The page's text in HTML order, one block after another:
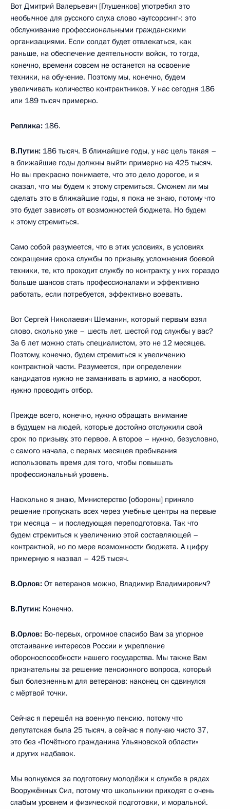
Вот Дмитрий Валерьевич [Глушенков] употребил это
необычное для русского слуха слово «аутсорсинг»: это
обслуживание профессиональными гражданскими
организациями. Если солдат будет отвлекаться, как
раньше, на обеспечение деятельности войск, то тогда,
конечно, времени совсем не останется на освоение
техники, на обучение. Поэтому мы, конечно, будем
увеличивать количество контрактников. У нас сегодня 186
или 189 тысяч примерно.
Реплика: 186.
В.Путин: 186 тысяч. В ближайшие годы, у нас цель такая –
в ближайшие годы должны выйти примерно на 425 тысяч.
Но вы прекрасно понимаете, что это дело дорогое, и я
сказал, что мы будем к этому стремиться. Сможем ли мы
сделать это в ближайшие годы, я пока не знаю, потому что
это будет зависеть от возможностей бюджета. Но будем
к этому стремиться.
Само собой разумеется, что в этих условиях, в условиях
сокращения срока службы по призыву, усложнения боевой
техники, те, кто проходит службу по контракту, у них гораздо
больше шансов стать профессионалами и эффективно
работать, если потребуется, эффективно воевать.
Вот Сергей Николаевич Шеманин, который первым взял
слово, сколько уже – шесть лет, шестой год службы у вас?
За 6 лет можно стать специалистом, это не 12 месяцев.
Поэтому, конечно, будем стремиться к увеличению
контрактной части. Разумеется, при определении
кандидатов нужно не заманивать в армию, а наоборот,
нужно проводить отбор.
Прежде всего, конечно, нужно обращать внимание
в будущем на людей, которые достойно отслужили свой
срок по призыву, это первое. А второе – нужно, безусловно,
с самого начала, с первых месяцев пребывания
использовать время для того, чтобы повышать
профессиональный уровень.
Насколько я знаю, Министерство [обороны] приняло
решение пропускать всех через учебные центры на первые
три месяца – и последующая переподготовка. Так что
будем стремиться к увеличению этой составляющей –
контрактной, но по мере возможности бюджета. А цифру
примерную я назвал – 425 тысяч.
В.Орлов: От ветеранов можно, Владимир Владимирович?
В.Путин: Конечно.
В.Орлов: Во‑первых, огромное спасибо Вам за упорное
отстаивание интересов России и укрепление
обороноспособности нашего государства. Мы также Вам
признательны за решение пенсионного вопроса, который
был болезненным для ветеранов: наконец он сдвинулся
с мёртвой точки.
Сейчас я перешёл на военную пенсию, потому что
депутатская была 25 тысяч, а сейчас я получаю чисто 37,
это без «Почётного гражданина Ульяновской области»
и других надбавок.
Мы волнуемся за подготовку молодёжи к службе в рядах
Вооружённых Сил, потому что школьники приходят с очень
слабым уровнем и физической подготовки, и моральной.